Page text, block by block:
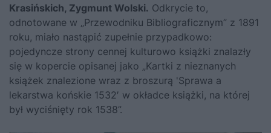
Krasińskich, Zygmunt Wolski. Odkrycie to,
odnotowane w „Przewodniku Bibliograficznym” z 1891
roku, miało nastąpić zupełnie przypadkowo:
pojedyncze strony cennej kulturowo książki znalazły
się w kopercie opisanej jako „Kartki z nieznanych
książek znalezione wraz z broszurą 'Sprawa a
lekarstwa końskie 1532′ w okładce książki, na której
był wyciśnięty rok 1538”.